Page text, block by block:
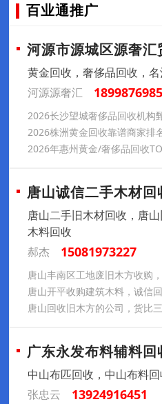
百业通推广
河源市源城区源奢汇
黄金回收，奢侈品回收，
河源源奢汇
唐山诚信二手木材回
唐山二手旧木材回收，唐
木料回收
郝杰
15081973227
唐山丰南区工地废旧木方收购
唐山开平收购建筑木料，诚信
唐山回收旧木方的公司，货比
广东永发布料辅料回
中山布匹回收，中山布料
张忠云
13924916451